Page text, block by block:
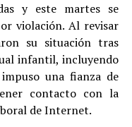
y este martes se
violación. Al revisar
su situación tras
infantil, incluyendo
una fianza de
contacto con la
de Internet.